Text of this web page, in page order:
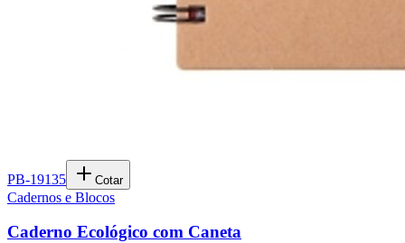
PB-19135 Cotar
Cadernos e Blocos
Caderno Ecológico com Caneta